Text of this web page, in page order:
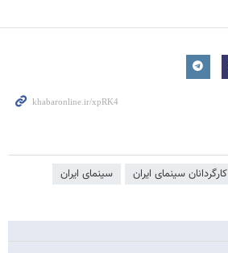
کارگردانان سینمای ایران سینمای ایران